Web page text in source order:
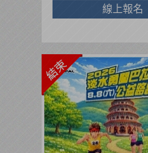
線上報名